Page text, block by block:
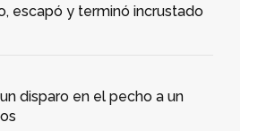
escapó y terminó incrustado
disparo en el pecho a un